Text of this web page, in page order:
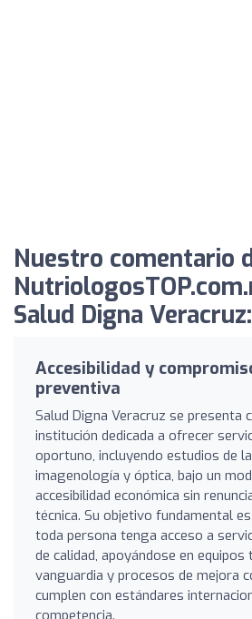
Nuestro comentario
Salud Digna Veracruz:
Accesibilidad y
preventiva
Salud Digna Veracruz se presenta
institución dedicada a ofrecer
oportuno, incluyendo estudios de
imagenología y óptica, bajo un
accesibilidad económica sin
técnica. Su objetivo fundamental
toda persona tenga acceso a
de calidad, apoyándose en
vanguardia y procesos de mejora
cumplen con estándares
competencia.